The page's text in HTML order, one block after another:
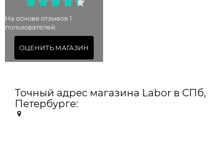
На основе отзывов 1
пользователей.
ОЦЕНИТЬ МАГАЗИН
Точный адрес магазина Labor в СПб,
Петербурге: